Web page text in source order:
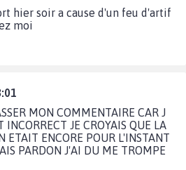
hier soir a cause d'un feu d'artif
moi
MON COMMENTAIRE CAR J
JE CROYAIS QUE LA
ETAIT ENCORE POUR L'INSTANT
PARDON J'AI DU ME TROMPE